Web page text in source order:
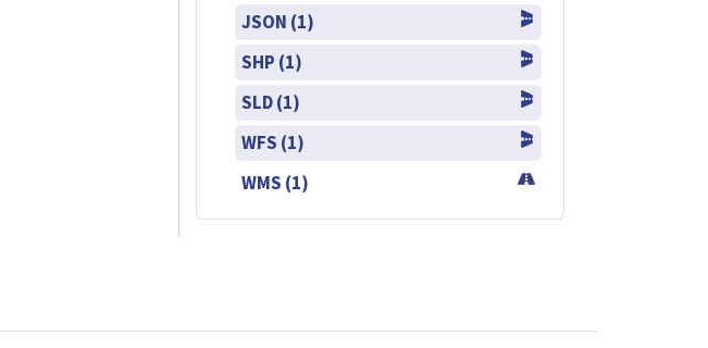
JSON (1)
SHP (1)
SLD (1)
WFS (1)
WMS (1)